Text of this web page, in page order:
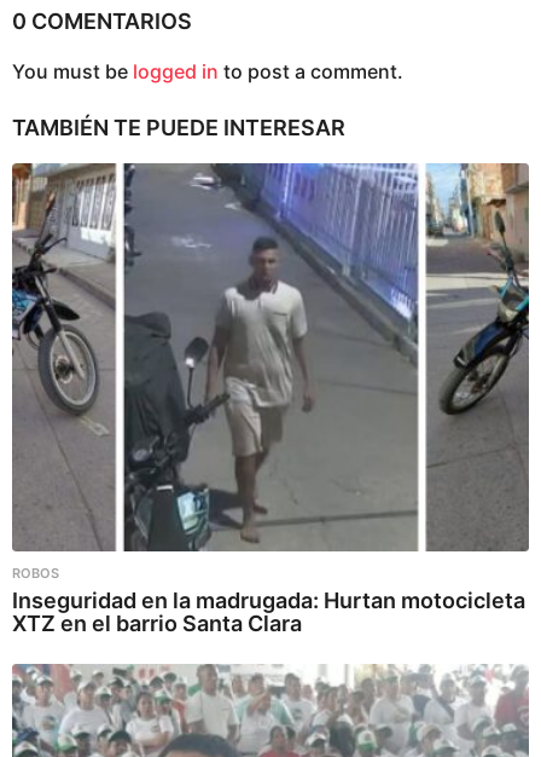
0 COMENTARIOS
You must be logged in to post a comment.
TAMBIÉN TE PUEDE INTERESAR
ROBOS
Inseguridad en la madrugada: Hurtan motocicleta
XTZ en el barrio Santa Clara